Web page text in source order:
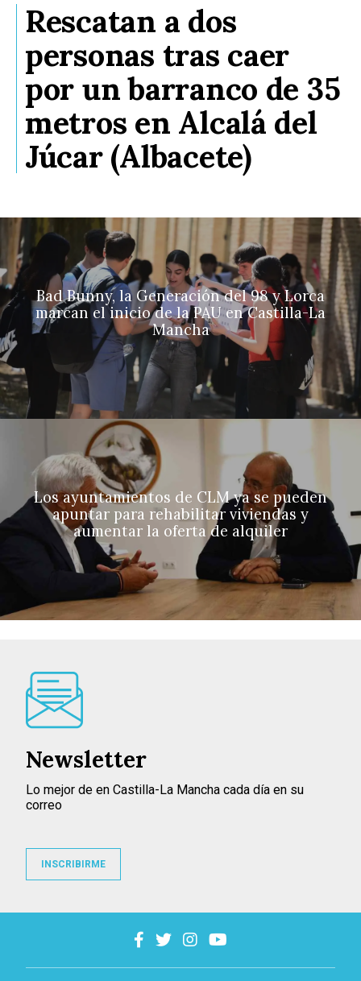
Rescatan a dos
personas tras caer
por un barranco de 35
metros en Alcalá del
Júcar (Albacete)
Bad Bunny, la Generación del 98 y Lorca
marcan el inicio de la PAU en Castilla-La
Mancha
Los ayuntamientos de CLM ya se pueden
apuntar para rehabilitar viviendas y
aumentar la oferta de alquiler
Newsletter
Lo mejor de en Castilla-La Mancha cada día en su
correo
INSCRIBIRME